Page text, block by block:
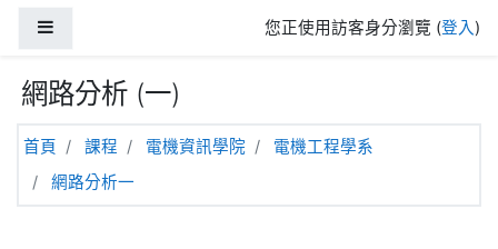
您正使用訪客身分瀏覽 (登入)
網路分析 (一)
首頁 課程 電機資訊學院
電機工程學系
網路分析一